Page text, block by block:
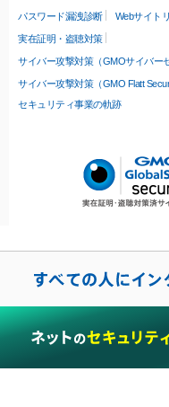
パスワード漏洩診断 Webサイト
実在証明・盗聴対策
サイバー攻撃対策（GMOサイバー
サイバー攻撃対策（GMO Flatt
セキュリティ事業の軌跡